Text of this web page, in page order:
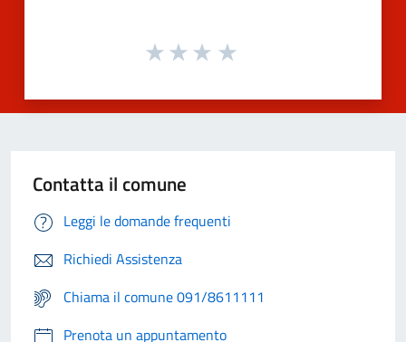
Contatta il comune
Leggi le domande frequenti
Richiedi Assistenza
Chiama il comune 091/8611111
Prenota un appuntamento